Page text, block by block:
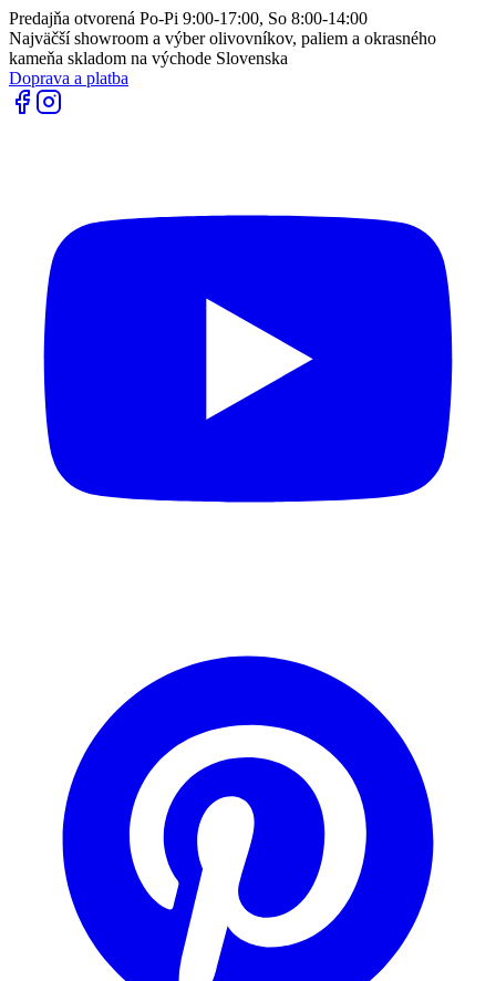
Predajňa otvorená Po-Pi 9:00-17:00, So 8:00-14:00
Najväčší showroom a výber olivovníkov, paliem a okrasného
kameňa skladom na východe Slovenska
Doprava a platba